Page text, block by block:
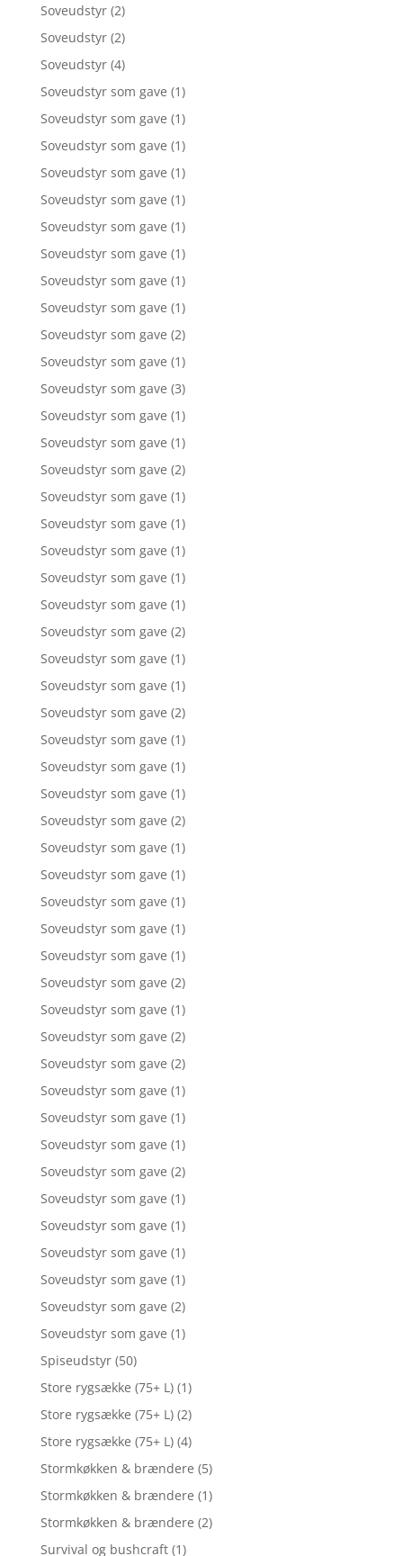
Soveudstyr (2)
Soveudstyr (2)
Soveudstyr (4)
Soveudstyr som gave (1)
Soveudstyr som gave (1)
Soveudstyr som gave (1)
Soveudstyr som gave (1)
Soveudstyr som gave (1)
Soveudstyr som gave (1)
Soveudstyr som gave (1)
Soveudstyr som gave (1)
Soveudstyr som gave (1)
Soveudstyr som gave (2)
Soveudstyr som gave (1)
Soveudstyr som gave (3)
Soveudstyr som gave (1)
Soveudstyr som gave (1)
Soveudstyr som gave (2)
Soveudstyr som gave (1)
Soveudstyr som gave (1)
Soveudstyr som gave (1)
Soveudstyr som gave (1)
Soveudstyr som gave (1)
Soveudstyr som gave (2)
Soveudstyr som gave (1)
Soveudstyr som gave (1)
Soveudstyr som gave (2)
Soveudstyr som gave (1)
Soveudstyr som gave (1)
Soveudstyr som gave (1)
Soveudstyr som gave (2)
Soveudstyr som gave (1)
Soveudstyr som gave (1)
Soveudstyr som gave (1)
Soveudstyr som gave (1)
Soveudstyr som gave (1)
Soveudstyr som gave (2)
Soveudstyr som gave (1)
Soveudstyr som gave (2)
Soveudstyr som gave (2)
Soveudstyr som gave (1)
Soveudstyr som gave (1)
Soveudstyr som gave (1)
Soveudstyr som gave (2)
Soveudstyr som gave (1)
Soveudstyr som gave (1)
Soveudstyr som gave (1)
Soveudstyr som gave (1)
Soveudstyr som gave (2)
Soveudstyr som gave (1)
Spiseudstyr (50)
Store rygsække (75+ L) (1)
Store rygsække (75+ L) (2)
Store rygsække (75+ L) (4)
Stormkøkken & brændere (5)
Stormkøkken & brændere (1)
Stormkøkken & brændere (2)
Survival og bushcraft (1)